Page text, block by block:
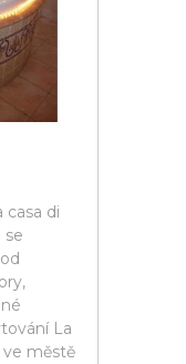
casa di
se
La
ve městě